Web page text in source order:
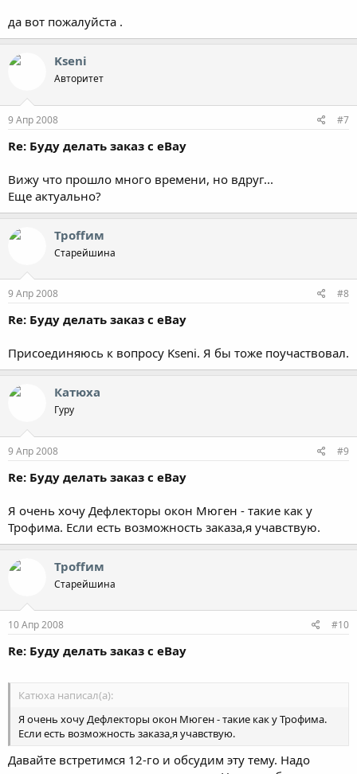
да вот пожалуйста .
Kseni
Авторитет
9 Апр 2008 #7
Re: Буду делать заказ с eBay
Вижу что прошло много времени, но вдруг...
Еще актуально?
Троffим
Старейшина
9 Апр 2008 #8
Re: Буду делать заказ с eBay
Присоединяюсь к вопросу Kseni. Я бы тоже поучаствовал.
Катюха
Гуру
9 Апр 2008 #9
Re: Буду делать заказ с eBay
Я очень хочу Дефлекторы окон Мюген - такие как у
Трофима. Если есть возможность заказа,я учавствую.
Троffим
Старейшина
10 Апр 2008 #10
Re: Буду делать заказ с eBay
Катюха написал(а):
Я очень хочу Дефлекторы окон Мюген - такие как у Трофима.
Если есть возможность заказа,я учавствую.
Давайте встретимся 12-го и обсудим эту тему. Надо